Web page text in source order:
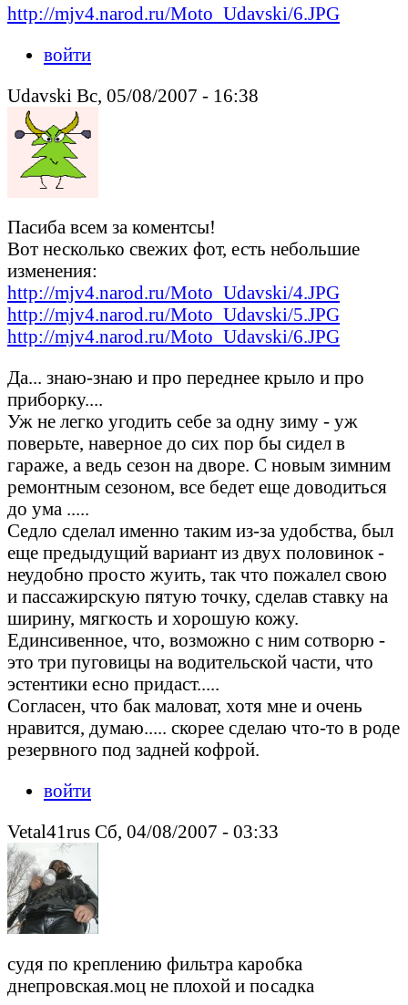
http://mjv4.narod.ru/Moto_Udavski/6.JPG
войти
Udavski Вс, 05/08/2007 - 16:38
Пасиба всем за коментсы!
Вот несколько свежих фот, есть небольшие
изменения:
http://mjv4.narod.ru/Moto_Udavski/4.JPG
http://mjv4.narod.ru/Moto_Udavski/5.JPG
http://mjv4.narod.ru/Moto_Udavski/6.JPG
Да... знаю-знаю и про переднее крыло и про
приборку....
Уж не легко угодить себе за одну зиму - уж
поверьте, наверное до сих пор бы сидел в
гараже, а ведь сезон на дворе. С новым зимним
ремонтным сезоном, все бедет еще доводиться
до ума .....
Седло сделал именно таким из-за удобства, был
еще предыдущий вариант из двух половинок -
неудобно просто жуить, так что пожалел свою
и пассажирскую пятую точку, сделав ставку на
ширину, мягкость и хорошую кожу.
Единсивенное, что, возможно с ним сотворю -
это три пуговицы на водительской части, что
эстентики есно придаст.....
Согласен, что бак маловат, хотя мне и очень
нравится, думаю..... скорее сделаю что-то в роде
резервного под задней кофрой.
войти
Vetal41rus Сб, 04/08/2007 - 03:33
судя по креплению фильтра каробка
днепровская.моц не плохой и посадка